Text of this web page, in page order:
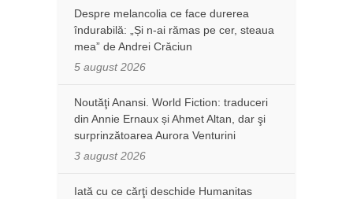
Despre melancolia ce face durerea
îndurabilă: „Și n-ai rămas pe cer, steaua
mea” de Andrei Crăciun
5 august 2026
Noutăţi Anansi. World Fiction: traduceri
din Annie Ernaux și Ahmet Altan, dar şi
surprinzătoarea Aurora Venturini
3 august 2026
Iată cu ce cărţi deschide Humanitas